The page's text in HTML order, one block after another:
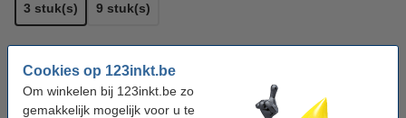
Cookies op 123inkt.be
Om winkelen bij 123inkt.be zo
gemakkelijk mogelijk voor u te
3 stuk(s) 9 stuk(s)
Kleur:Zwart